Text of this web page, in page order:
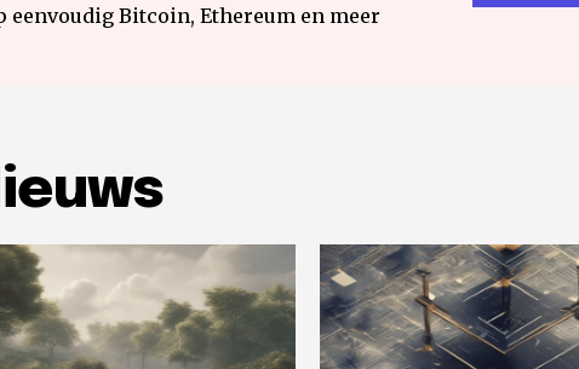
Bitcoin, Ethereum en meer